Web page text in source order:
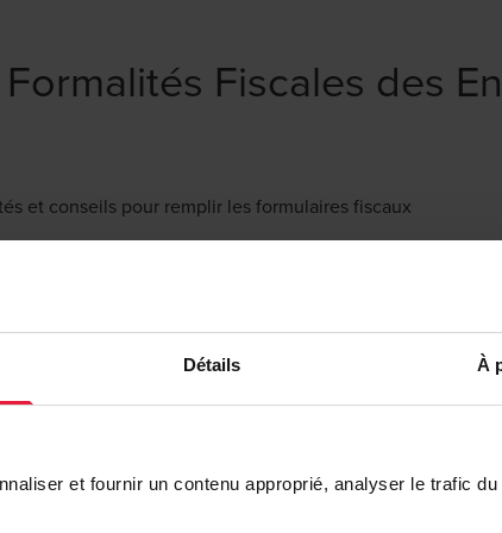
Détails À
et fournir un contenu approprié, analyser le trafic
Fiscales des
et conseils pour remplir les formulaires fiscaux
des intérêts et des possibilités de consolidation fiscale
de rôle
formulaires relatifs aux prix de transfert